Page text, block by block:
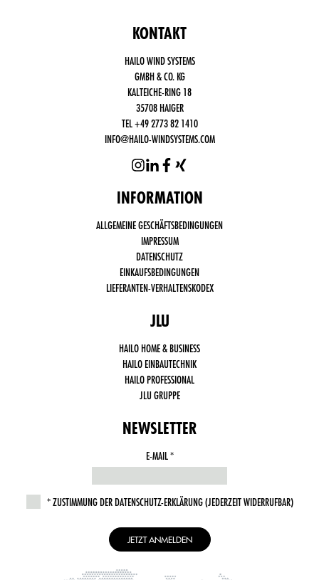
KONTAKT
HAILO WIND SYSTEMS
GMBH & CO. KG
KALTEICHE-RING 18
35708 HAIGER
TEL +49 2773 82 1410
INFO@HAILO-WINDSYSTEMS.COM
INFORMATION
ALLGEMEINE GESCHÄFTSBEDINGUNGEN
IMPRESSUM
DATENSCHUTZ
EINKAUFSBEDINGUNGEN
LIEFERANTEN-VERHALTENSKODEX
JLU
HAILO HOME & BUSINESS
HAILO EINBAUTECHNIK
HAILO PROFESSIONAL
JLU GRUPPE
NEWSLETTER
E-MAIL THIS
FIELD
IS
REQUIRED.
ZUSTIMMUNG DER DATENSCHUTZ-ERKLÄRUNG (JEDERZEIT WIDERRUFBAR)